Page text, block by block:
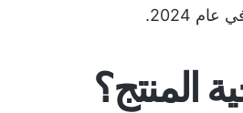
2024.
المنتج؟